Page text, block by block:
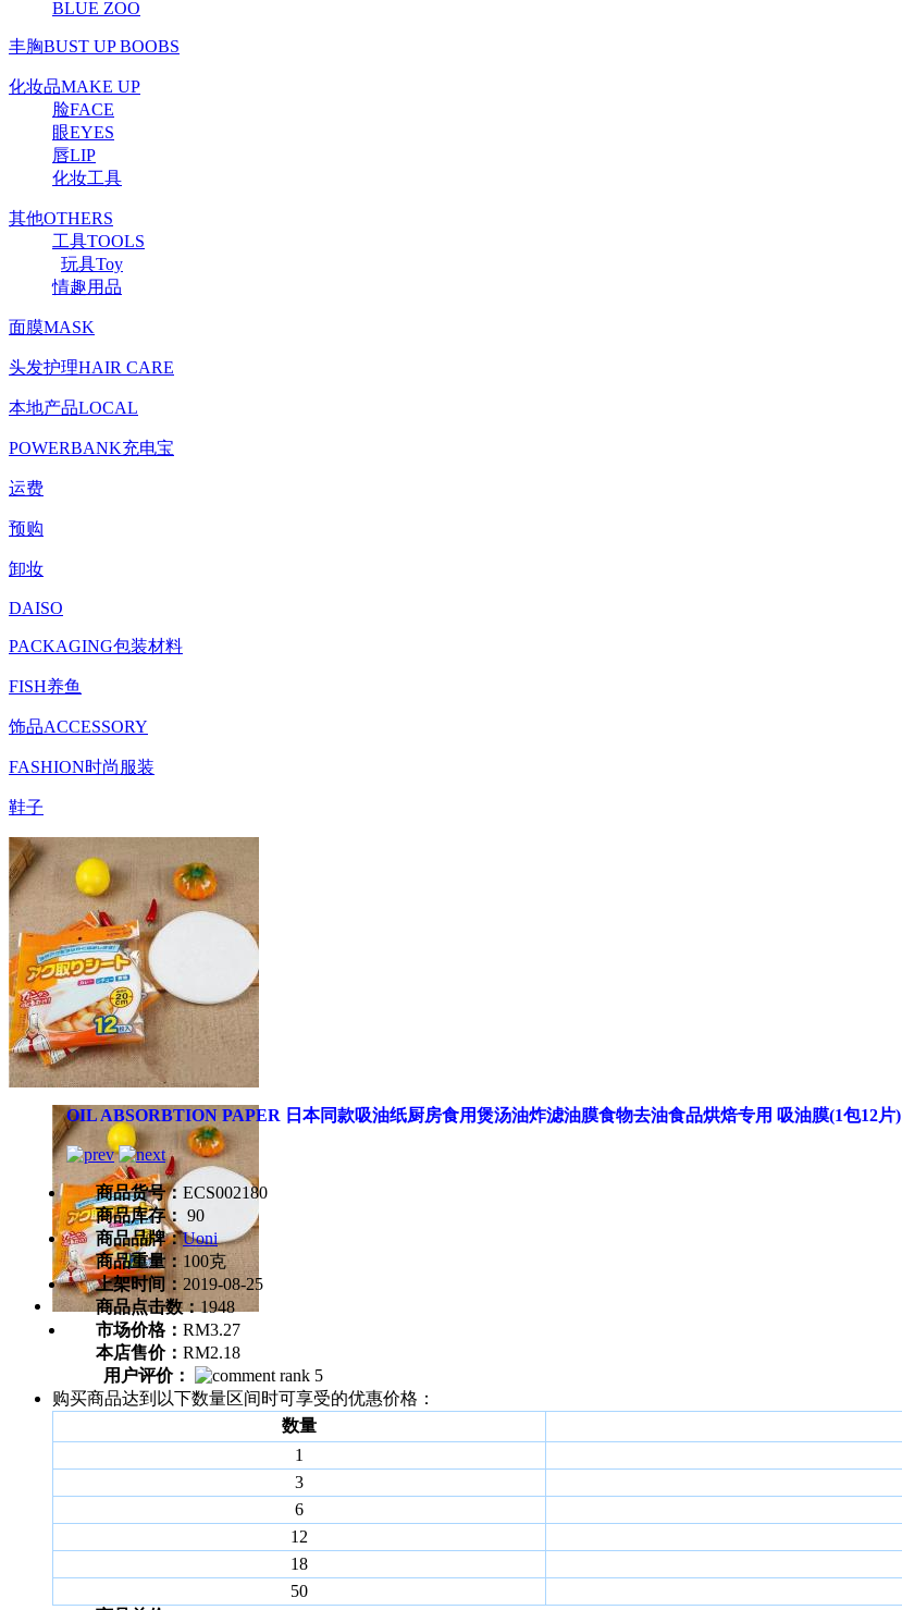
BLUE ZOO
丰胸BUST UP BOOBS
化妆品MAKE UP
脸FACE
眼EYES
唇LIP
化妆工具
其他OTHERS
工具TOOLS
玩具Toy
情趣用品
面膜MASK
头发护理HAIR CARE
本地产品LOCAL
POWERBANK充电宝
运费
预购
卸妆
DAISO
PACKAGING包装材料
FISH养鱼
饰品ACCESSORY
FASHION时尚服装
鞋子
OIL ABSORBTION PAPER 日本同款吸油纸厨房食用煲汤油炸滤油膜食物去油食品烘焙专用 吸油膜(1包12片)
商品货号： ECS002180
商品库存： 90
商品品牌：Uoni
商品重量： 100克
上架时间： 2019-08-25
商品点击数： 1948
市场价格： RM3.27
本店售价： RM2.18
用户评价：
购买商品达到以下数量区间时可享受的优惠价格：
数量
1
3
6
12
18
50